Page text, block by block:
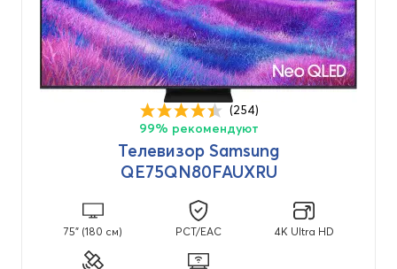
(254)
99% рекомендуют
Телевизор Samsung
QE75QN80FAUXRU
75" (180 см) PCT/EAC 4K Ultra HD